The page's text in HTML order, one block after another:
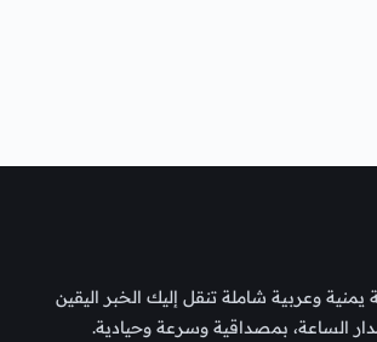
يمنية وعربية شاملة تنقل إليك الخبر اليقين
الساعة، بمصداقية وسرعة وحيادية.